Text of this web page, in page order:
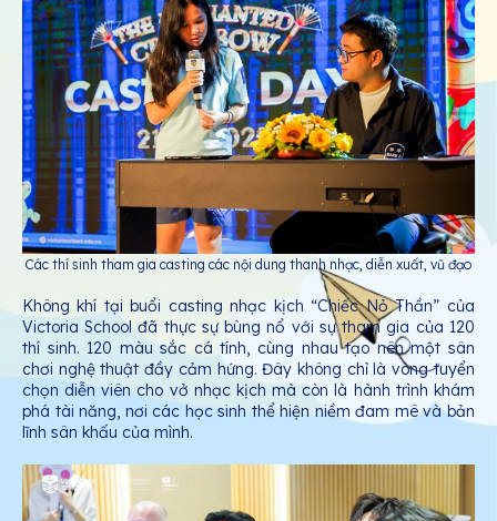
Các thí sinh tham gia casting các nội dung thanh nhạc, diễn xuất, vũ đạo
Không khí tại buổi casting nhạc kịch “Chiếc Nỏ Thần” của
Victoria School đã thực sự bùng nổ với sự tham gia của 120
thí sinh. 120 màu sắc cá tính, cùng nhau tạo nên một sân
chơi nghệ thuật đầy cảm hứng. Đây không chỉ là vòng tuyển
chọn diễn viên cho vở nhạc kịch mà còn là hành trình khám
phá tài năng, nơi các học sinh thể hiện niềm đam mê và bản
lĩnh sân khấu của mình.